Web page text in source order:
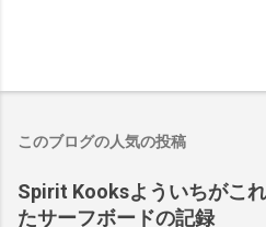
このブログの人気の投稿
Spirit Kooksよういちがこ
たサーフボードの記録